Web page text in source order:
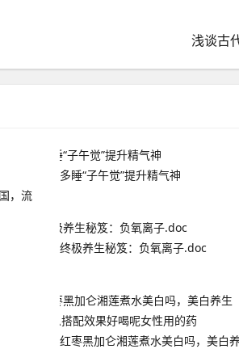
，流
多睡“子午觉”提升精气神
终极养生秘笈：负氧离子.doc
红枣黑加仑湘莲煮水美白吗，美白